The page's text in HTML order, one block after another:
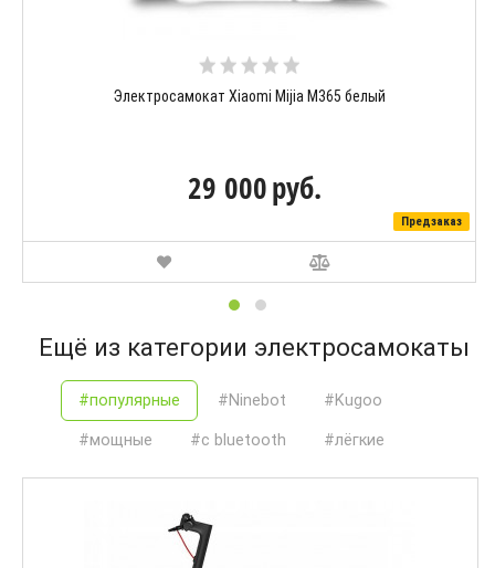
Электросамокат Xiaomi Mijia M365 белый
29 000руб.
Предзаказ
Ещё из категории электросамокаты
#популярные #Ninebot #Kugoo
#мощные #с bluetooth #лёгкие